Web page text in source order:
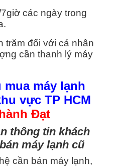
các ngày trong
trăm đối với cá nhân
cần thanh lý máy
máy lạnh
vực TP HCM
Đạt
thông tin khách
máy lạnh cũ
cần bán máy lạnh,